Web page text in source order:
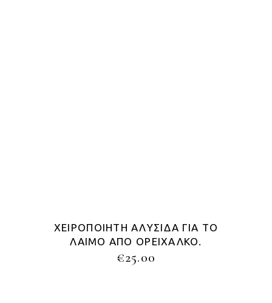
ΧΕΙΡΟΠΟΊΗΤΗ ΑΛΥΣΊΔΑ ΓΙΑ ΤΟ
ΛΑΙΜΌ ΑΠΌ ΟΡΕΊΧΑΛΚΟ.
€25.00